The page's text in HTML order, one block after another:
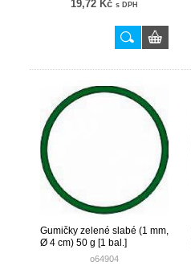
19,72 Kč s DPH
Gumičky zelené slabé (1 mm,
Ø 4 cm) 50 g [1 bal.]
o64904